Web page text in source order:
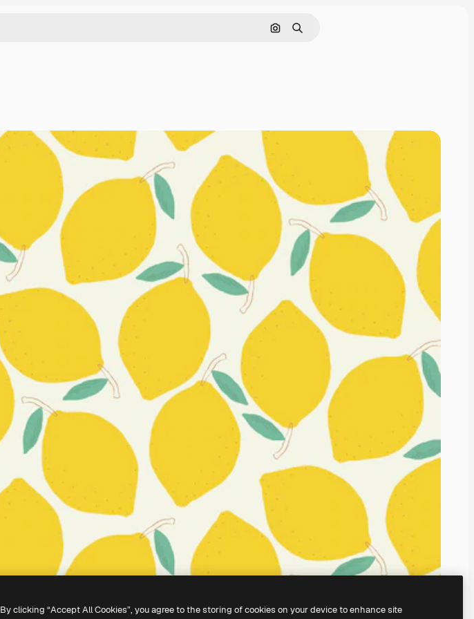
Buscar por imagen
Buscar
By clicking “Accept All Cookies”, you agree to the storing of cookies on your device to enhance site